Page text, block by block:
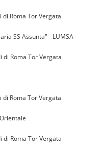
Roma Tor Vergata
SS Assunta" - LUMSA
di Roma Tor Vergata
Roma Tor Vergata
di Roma Tor Vergata